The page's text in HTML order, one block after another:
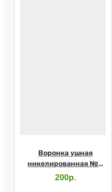
Воронка ушная
никелированная №3
(3-40-3П)
200р.